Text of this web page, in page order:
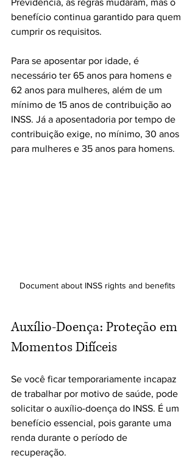
Previdência, as regras mudaram, mas o
benefício continua garantido para quem
cumprir os requisitos.
Para se aposentar por idade, é
necessário ter 65 anos para homens e
62 anos para mulheres, além de um
mínimo de 15 anos de contribuição ao
INSS. Já a aposentadoria por tempo de
contribuição exige, no mínimo, 30 anos
para mulheres e 35 anos para homens.
Document about INSS rights and benefits
Auxílio-Doença: Proteção em
Momentos Difíceis
Se você ficar temporariamente incapaz
de trabalhar por motivo de saúde, pode
solicitar o auxílio-doença do INSS. É um
benefício essencial, pois garante uma
renda durante o período de
recuperação.